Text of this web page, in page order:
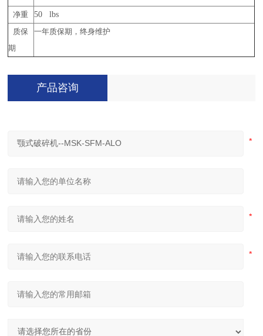
净重
50 lbs
质保
期
一年质保期，终身维护
产品咨询